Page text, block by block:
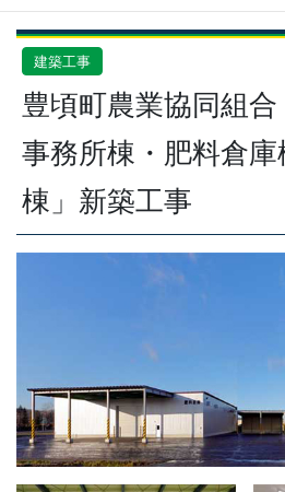
建築工事
豊頃町農業協同組
事務所棟・肥料倉
棟」新築工事